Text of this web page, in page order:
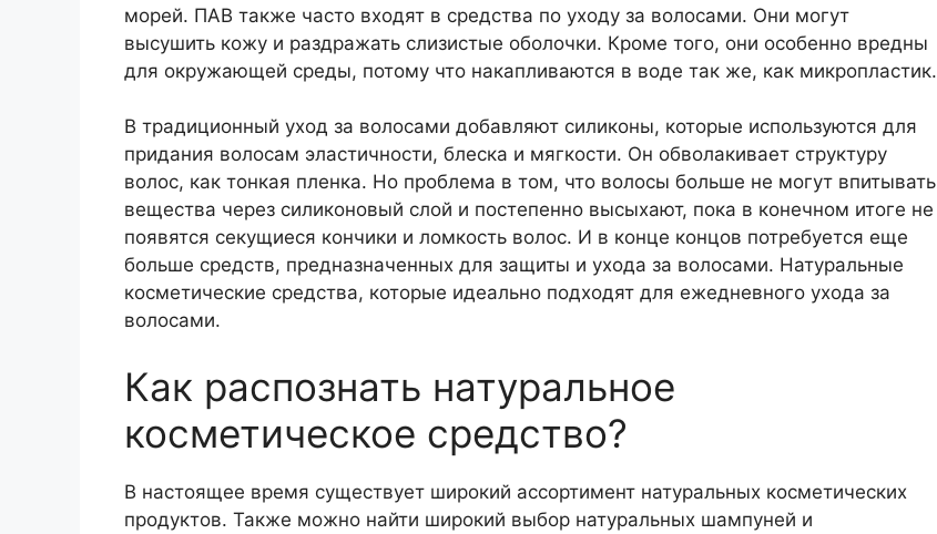
морей. ПАВ также часто входят в средства по уходу за волосами. Они могут
высушить кожу и раздражать слизистые оболочки. Кроме того, они особенно вредны
для окружающей среды, потому что накапливаются в воде так же, как микропластик.
В традиционный уход за волосами добавляют силиконы, которые используются для
придания волосам эластичности, блеска и мягкости. Он обволакивает структуру
волос, как тонкая пленка. Но проблема в том, что волосы больше не могут впитывать
вещества через силиконовый слой и постепенно высыхают, пока в конечном итоге не
появятся секущиеся кончики и ломкость волос. И в конце концов потребуется еще
больше средств, предназначенных для защиты и ухода за волосами. Натуральные
косметические средства, которые идеально подходят для ежедневного ухода за
волосами.
Как распознать натуральное
косметическое средство?
В настоящее время существует широкий ассортимент натуральных косметических
продуктов. Также можно найти широкий выбор натуральных шампуней и